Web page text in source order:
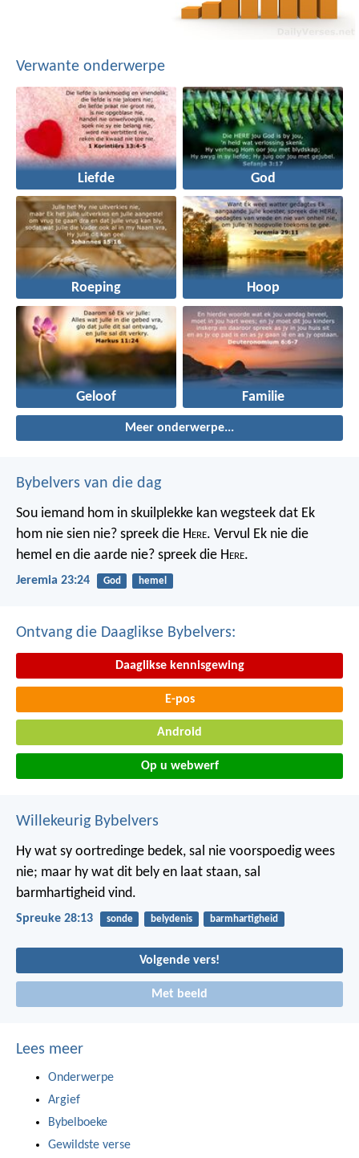
Verwante onderwerpe
Liefde God
Roeping Hoop
Geloof Familie
Meer onderwerpe...
Bybelvers van die dag
Sou iemand hom in skuilplekke kan wegsteek dat Ek
hom nie sien nie? spreek die Here. Vervul Ek nie die
hemel en die aarde nie? spreek die Here.
Jeremia 23:24 God hemel
Ontvang die Daaglikse Bybelvers:
Daaglikse kennisgewing
E-pos
Android
Op u webwerf
Willekeurig Bybelvers
Hy wat sy oortredinge bedek, sal nie voorspoedig wees
nie; maar hy wat dit bely en laat staan, sal
barmhartigheid vind.
Spreuke 28:13 sonde belydenis barmhartigheid
Volgende vers!
Met beeld
Lees meer
Onderwerpe
Argief
Bybelboeke
Gewildste verse